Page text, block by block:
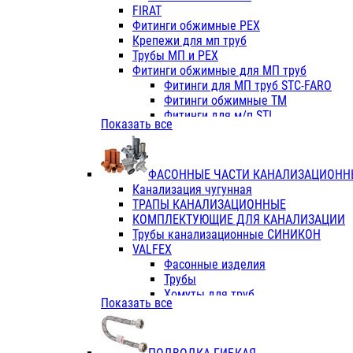
Фитинги ПП белые
Фитинги ПП белые
Фитинги ППс металл.белые
VALFEX
Трубы PE-RT
Трубы ПП водопровод белые
Трубы ПП водопровод серые
Трубы армированные
Трубы армированные
Фитинги с металл. серые
Фитинги ПП (серые)
Фитинги ПП белые
Краны
Фитинги ПП (белые)
Фитинги ПП с металлом белые
ПК КОНТУР
Краны полипропиленовые
Трубы полипропиленивые
FIRAT
Фитинги обжимные PEX
Крепежи для мп труб
Трубы МП и PEX
Фитинги обжимные для МП труб
Фитинги для МП труб STC-FARO
Фитинги обжимные ТМ
Фитинги для м/п STI
Фитинги для МП труб TITAN
TK
VALFEX
Показать все
ФАСОННЫЕ ЧАСТИ
Канализация чугунная
ТРАПЫ КАНАЛИЗАЦИОННЫЕ
КОМПЛЕКТУЮЩИЕ ДЛЯ КАНАЛИЗАЦИИ
Трубы канализационные СИНИКОН
VALFEX
Фасонные изделия
Трубы
Хомуты для труб
ПВХ (стройполимер)
Показать все